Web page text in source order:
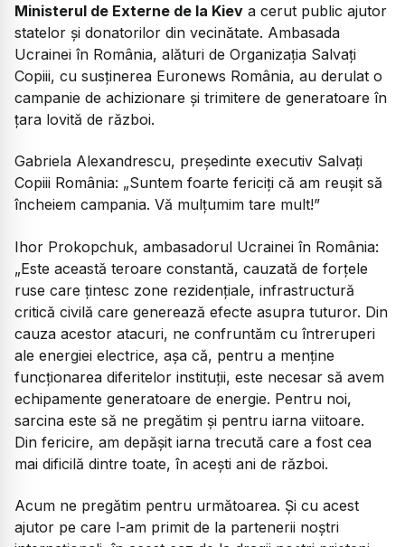
Ministerul de Externe de la Kiev a cerut public ajutor
statelor și donatorilor din vecinătate. Ambasada
Ucrainei în România, alături de Organizația Salvați
Copiii, cu susținerea Euronews România, au derulat o
campanie de achizionare și trimitere de generatoare în
țara lovită de război.
Gabriela Alexandrescu, președinte executiv Salvați
Copiii România: „Suntem foarte fericiți că am reușit să
încheiem campania. Vă mulțumim tare mult!”
Ihor Prokopchuk, ambasadorul Ucrainei în România:
„Este această teroare constantă, cauzată de forțele
ruse care țintesc zone rezidențiale, infrastructură
critică civilă care generează efecte asupra tuturor. Din
cauza acestor atacuri, ne confruntăm cu întreruperi
ale energiei electrice, așa că, pentru a menține
funcționarea diferitelor instituții, este necesar să avem
echipamente generatoare de energie. Pentru noi,
sarcina este să ne pregătim și pentru iarna viitoare.
Din fericire, am depășit iarna trecută care a fost cea
mai dificilă dintre toate, în acești ani de război.
Acum ne pregătim pentru următoarea. Și cu acest
ajutor pe care l-am primit de la partenerii noștri